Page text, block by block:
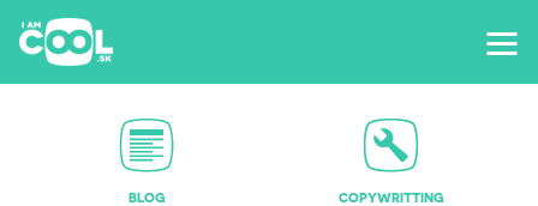
BLOG COPYWRITTING